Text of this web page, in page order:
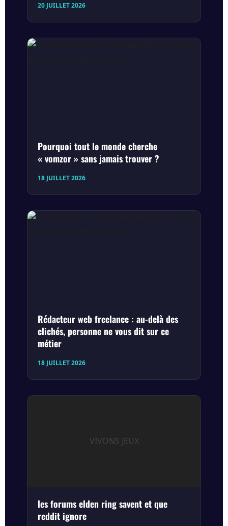
20 JUILLET 2026
Pourquoi tout le monde cherche
« vomzor » sans jamais trouver ?
18 JUILLET 2026
Rédacteur web freelance : au-delà des
clichés, personne ne vous dit sur ce
métier
18 JUILLET 2026
VIVONS JEUX
les forums elden ring savent et que
reddit ignore